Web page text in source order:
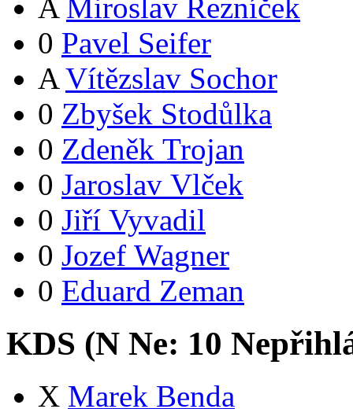
A Miroslav Řezníček
0 Pavel Seifer
A Vítězslav Sochor
0 Zbyšek Stodůlka
0 Zdeněk Trojan
0 Jaroslav Vlček
0 Jiří Vyvadil
0 Jozef Wagner
0 Eduard Zeman
KDS (N Ne: 10
X Marek Benda